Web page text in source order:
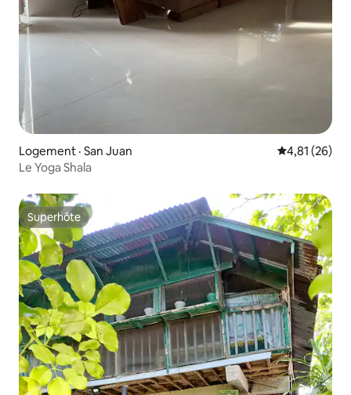
Logement · San Juan Note
4,81 (26)
Le Yoga Shala
Superhôte
Superhôte